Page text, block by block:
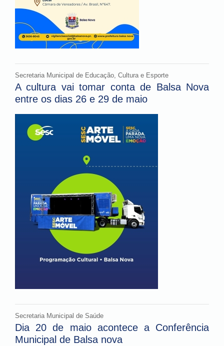
Secretaria Municipal de Educação, Cultura e Esporte
A cultura vai tomar conta de Balsa Nova
entre os dias 26 e 29 de maio
Secretaria Municipal de Saúde
Dia 20 de maio acontece a Conferência
Municipal de Balsa nova